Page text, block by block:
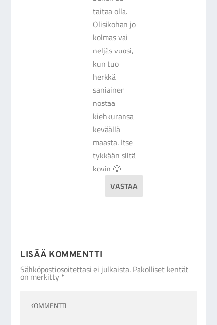
taitaa olla.
Olisikohan jo
kolmas vai
neljäs vuosi,
kun tuo
herkkä
saniainen
nostaa
kiehkuransa
keväällä
maasta. Itse
tykkään siitä
kovin 🙂
VASTAA
LISÄÄ KOMMENTTI
Sähköpostiosoitettasi ei julkaista. Pakolliset kentät
on merkitty *